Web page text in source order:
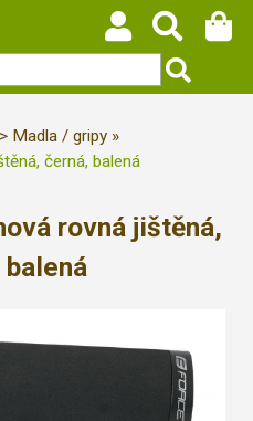
Madla / gripy
černá, balená
rovná jištěná,